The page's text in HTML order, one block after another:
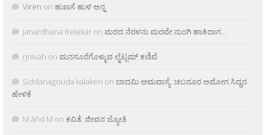
Viren on ಹುಣಸೆ ಹುಳಿ ಅನ್ನ
Janardhana Relekar on ಮರದ ನೆರಳನು ಮರವೇ ನುಂಗಿ ಹಾಕಿದಾಗ…
rjnivah on ಮನಸೂರೆಗೊಳ್ಳುವ ಲೈಟ್ಲಮ್ ಕಣಿವೆ
Siddanagouda kalakeri on ಬಾದಮಿ ಅಮವಾಸ್ಯೆ: ಚಬನೂರ ಅಮೋಗ ಸಿದ್ದನ
ಹೇಳಿಕೆ
M âñd M on ಕವಿತೆ: ಜೀವನ ಜ್ಯೋತಿ